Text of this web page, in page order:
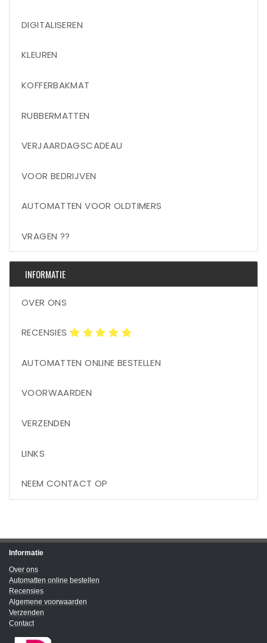
DIGITALISEREN
KLEUREN
KOFFERBAKMAT
RUBBERMATTEN
VERJAARDAGSCADEAU
VOOR BEDRIJVEN
AUTOMATTEN VOOR OLDTIMERS
VRAGEN ??
INFORMATIE
OVER ONS
RECENSIES
AUTOMATTEN ONLINE BESTELLEN
VOORWAARDEN
VERZENDEN
LINKS
NEEM CONTACT OP
Informatie
Over ons
Automatten online bestellen
Recensies
Algemene voorwaarden
Verzenden
Contact